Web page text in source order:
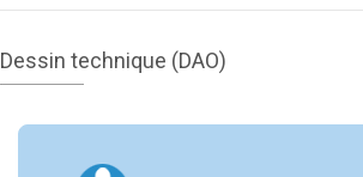
Dessin technique (DAO)